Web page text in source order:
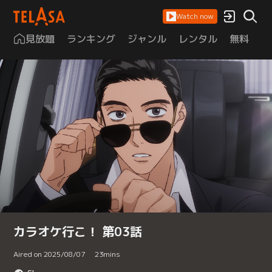
Watch now
見放題 ランキング ジャンル レンタル 無料
カラオケ行こ！ 第03話
Aired on 2025/08/07 23mins